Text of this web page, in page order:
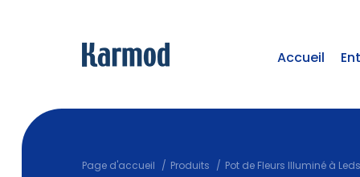
Accueil
Page d'accueil Produits Pot de Fleurs Illuminé à Leds